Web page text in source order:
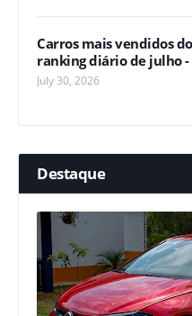
Carros mais vendidos
ranking diário de julho -
July 30, 2026
Destaque